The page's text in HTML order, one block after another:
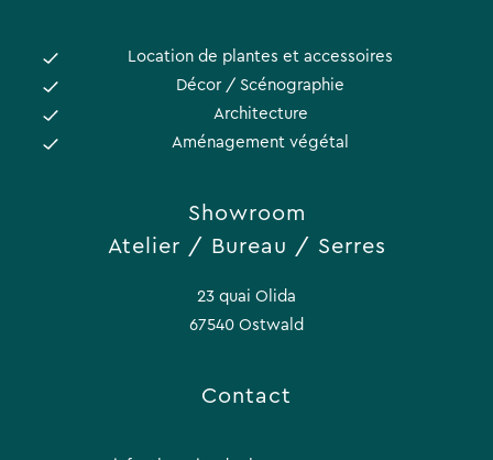
Location de plantes et accessoires
Décor / Scénographie
Architecture
Aménagement végétal
Showroom
Atelier / Bureau / Serres
23 quai Olida
67540 Ostwald
Contact